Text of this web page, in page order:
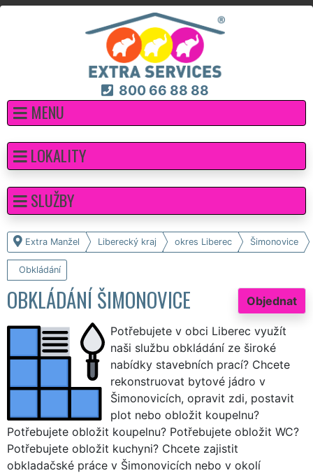
800 66 88 88
MENU
Extra Manžel Liberecký kraj okres Liberec Šimonovice
Obkládání
Objednat
OBKLÁDÁNÍ ŠIMONOVICE
Potřebujete v obci Liberec využít
naši službu obkládání ze široké
nabídky stavebních prací? Chcete
rekonstruovat bytové jádro v
Šimonovicích, opravit zdi, postavit
plot nebo obložit koupelnu?
Potřebujete obložit koupelnu? Potřebujete obložit WC?
Potřebujete obložit kuchyni? Chcete zajistit
obkladačské práce v Šimonovicích nebo v okolí
LOKALITY
SLUŽBY